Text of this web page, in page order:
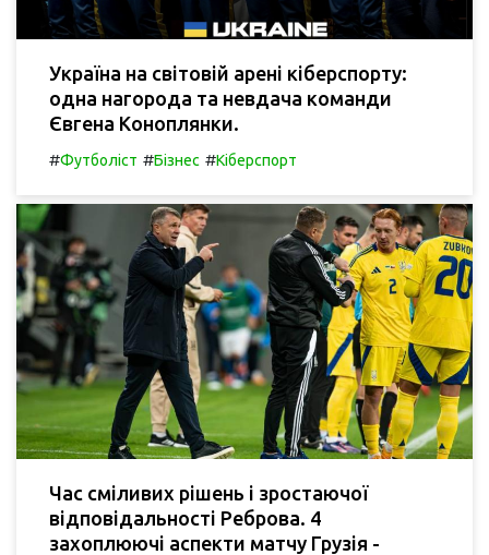
Україна на світовій арені кіберспорту:
одна нагорода та невдача команди
Євгена Коноплянки.
#Футболіст #Бізнес #Кіберспорт
Час сміливих рішень і зростаючої
відповідальності Реброва. 4
захоплюючі аспекти матчу Грузія -